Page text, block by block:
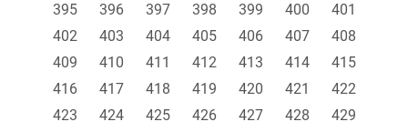
395
396 397 398 399 400
401
402
403 404 405 406 407
408
409
410 411 412 413 414
415
416
417 418 419 420 421
422
423
424 425 426 427 428
429